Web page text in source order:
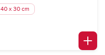
40 x 30 cm